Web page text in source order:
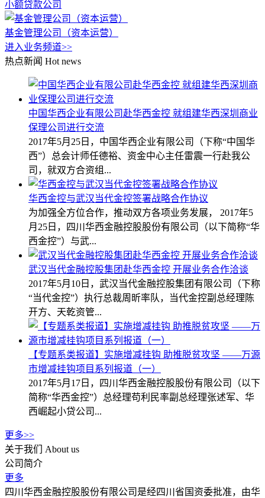
小额贷款公司
基金管理公司（资本运营）
进入业务频道>>
热点新闻 Hot news
中国华西企业有限公司赴华西金控 就组建华西深圳商业
保理公司进行交流
2017年5月25日，中国华西企业有限公司（下称“中国华
西”）总会计师任德裕、资金中心主任雷震一行赴我公
司，就双方合资组...
华西金控与武汉当代金控签署战略合作协议
为加强全方位合作，推动双方各项业务发展， 2017年5
月25日，四川华西金融控股股份有限公司（以下简称“华
西金控”）与武...
武汉当代金融控股集团赴华西金控 开展业务合作洽谈
2017年5月10日，武汉当代金融控股集团有限公司（下称
“当代金控”）执行总裁周昕率队，当代金控副总经理陈
开方、天乾资管...
【专题系类报道】实施增减挂钩 助推脱贫攻坚 ——万源
市增减挂钩项目系列报道（一）
2017年5月17日，四川华西金融控股股份有限公司（以下
简称“华西金控”）总经理苟利民率副总经理张述军、华
西崛起小贷公司...
更多>>
关于我们
About us
公司简介
更多
四川华西金融控股股份有限公司是经四川省国资委批准，由华